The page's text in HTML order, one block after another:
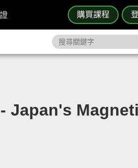
購買課程
- Japan's